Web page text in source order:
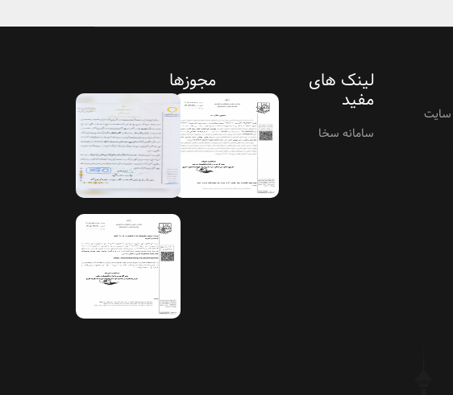
سایت
لینک های
مفید
سامانه سخا
مجوزها